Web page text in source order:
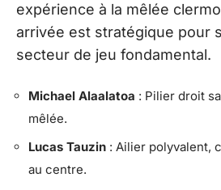
expérience à la mêlée
arrivée est stratégique pour
secteur de jeu fondamental.
Michael Alaalatoa : Pilier droit
mêlée.
Lucas Tauzin : Ailier polyvalent,
au centre.